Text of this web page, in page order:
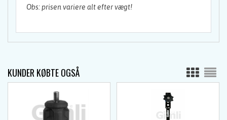
Obs: prisen variere alt efter vægt!
KUNDER KØBTE OGSÅ